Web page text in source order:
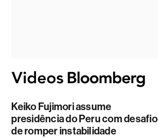
Keiko Fujimori assume
presidência do Peru com desafio
de romper instabilidade